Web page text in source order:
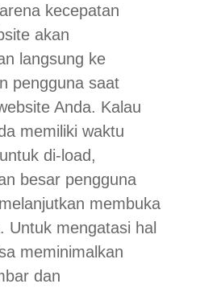
kecepatan
akan
langsung ke
pengguna saat
Anda. Kalau
memiliki waktu
di-load,
besar pengguna
membuka
Untuk mengatasi hal
meminimalkan
dan